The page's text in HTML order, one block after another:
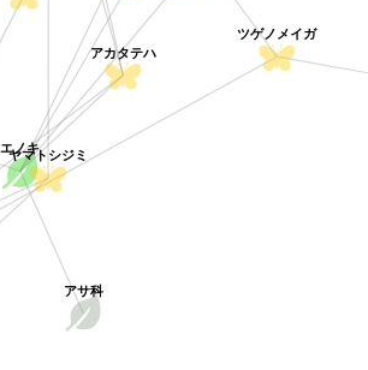
アサ科
エノキ
ヤマトシジミ
アカタテハ
ツゲノメイガ